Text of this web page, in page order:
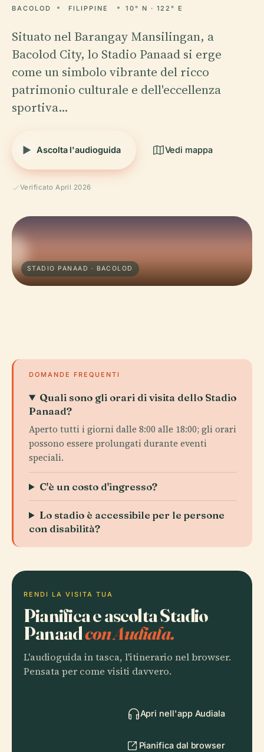
BACOLOD FILIPPINE 10° N · 122° E
Situato nel Barangay Mansilingan, a
Bacolod City, lo Stadio Panaad si erge
come un simbolo vibrante del ricco
patrimonio culturale e dell'eccellenza
sportiva…
Ascolta l'audioguida Vedi mappa
Verificato April 2026
STADIO PANAAD · BACOLOD
DOMANDE FREQUENTI
Quali sono gli orari di visita dello Stadio
Panaad?
Aperto tutti i giorni dalle 8:00 alle 18:00; gli orari
possono essere prolungati durante eventi
speciali.
C'è un costo d'ingresso?
Lo stadio è accessibile per le persone
con disabilità?
RENDI LA VISITA TUA
Pianifica e ascolta Stadio
Panaadcon Audiala.
L'audioguida in tasca, l'itinerario nel browser.
Pensata per come visiti davvero.
Apri nell'app Audiala
Pianifica dal browser